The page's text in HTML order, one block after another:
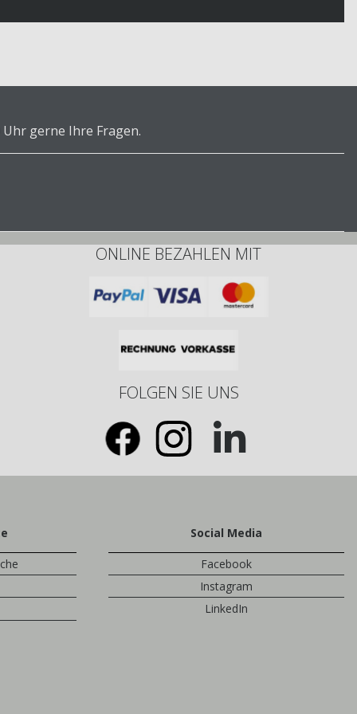
gerne Ihre Fragen.
ONLINE BEZAHLEN MIT
FOLGEN SIE UNS
Social Media
Facebook
Instagram
LinkedIn